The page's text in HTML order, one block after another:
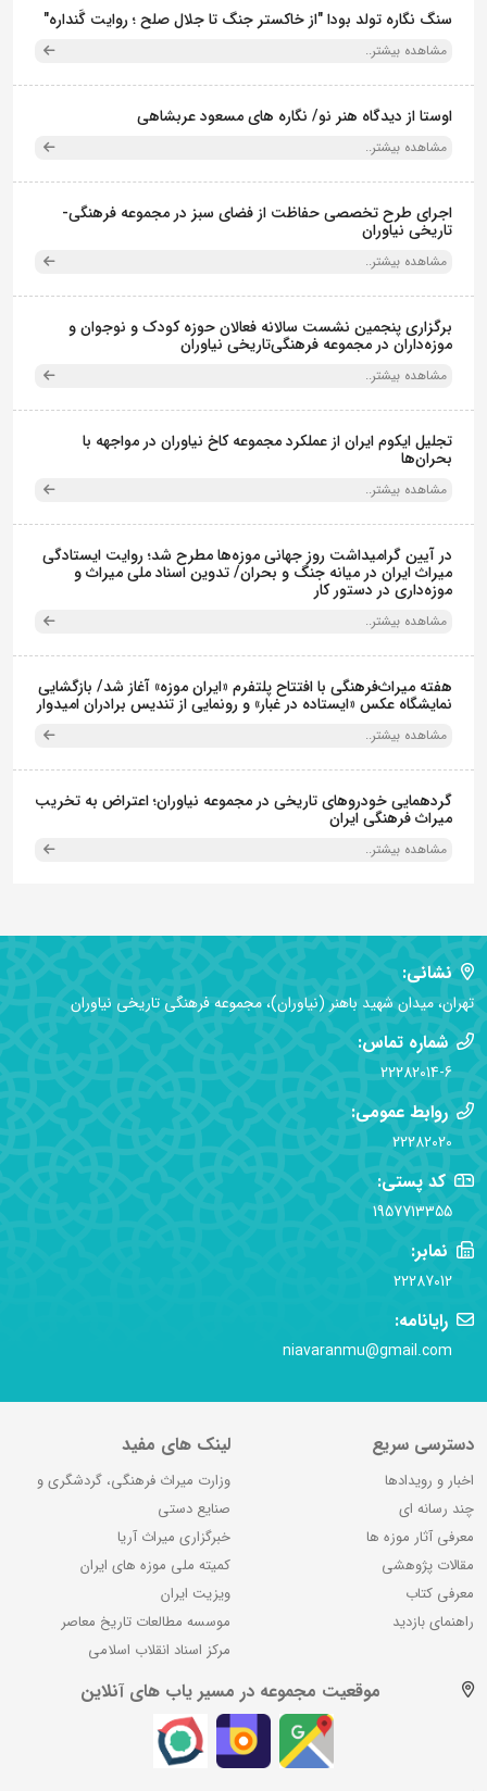
سنگ نگاره تولد بودا "از خاکستر جنگ تا جلال صلح ؛ روایت گَنداره"
مشاهده بیشتر..
اوستا از دیدگاه هنر نو/ نگاره های مسعود عربشاهی
مشاهده بیشتر..
اجرای طرح تخصصی حفاظت از فضای سبز در مجموعه فرهنگی-
تاریخی نیاوران
مشاهده بیشتر..
برگزاری پنجمین نشست سالانه فعالان حوزه کودک و نوجوان و
موزه‌داران در مجموعه فرهنگی‌تاریخی نیاوران
مشاهده بیشتر..
تجلیل ایکوم ایران از عملکرد مجموعه کاخ نیاوران در مواجهه با
بحران‌ها
مشاهده بیشتر..
در آیین گرامیداشت روز جهانی موزه‌ها مطرح شد؛ روایت ایستادگی
میراث ایران در میانه جنگ و بحران/ تدوین اسناد ملی میراث و
موزه‌داری در دستور کار
مشاهده بیشتر..
هفته میراث‌فرهنگی با افتتاح پلتفرم «ایران موزه» آغاز شد/ بازگشایی
نمایشگاه عکس «ایستاده در غبار» و رونمایی از تندیس برادران امیدوار
مشاهده بیشتر..
گردهمایی خودروهای تاریخی در مجموعه نیاوران؛ اعتراض به تخریب
میراث فرهنگی ایران
مشاهده بیشتر..
نشانی:
تهران، میدان شهید باهنر (نیاوران)، مجموعه فرهنگی تاریخی نیاوران
شماره تماس:
22282014-6
روابط عمومی:
22282020
کد پستی:
1957713355
نمابر:
22287012
رایانامه:
niavaranmu@gmail.com
دسترسی سریع
اخبار و رویدادها
چند رسانه ای
معرفی آثار موزه ها
مقالات پژوهشی
معرفی کتاب
راهنمای بازدید
لینک های مفید
وزارت میراث فرهنگی، گردشگری و
صنایع دستی
خبرگزاری میراث آریا
کمیته ملی موزه های ایران
ویزیت ایران
موسسه مطالعات تاریخ معاصر
مرکز اسناد انقلاب اسلامی
موقعیت مجموعه در مسیر یاب های آنلاین